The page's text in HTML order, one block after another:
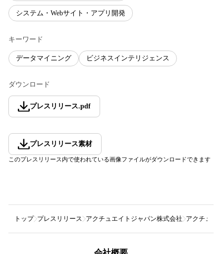
システム・Webサイト・アプリ開発
キーワード
データマイニング ビジネスインテリジェンス
ダウンロード
プレスリリース.pdf
プレスリリース素材
このプレスリリース内で使われている画像ファイルがダウンロードできます
トップ プレスリリース アクチュエイトジャパン株式会社 アクチュエ